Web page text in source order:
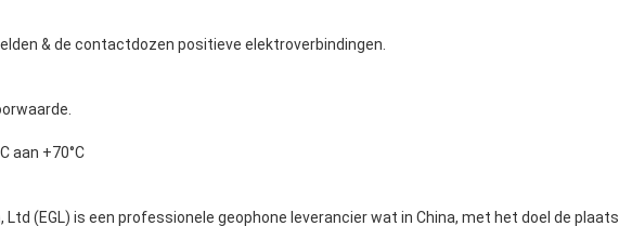
& de contactdozen positieve elektroverbindingen.
aan +70°C
Ltd (EGL) is een professionele geophone leverancier wat in China, met het doel de plaats